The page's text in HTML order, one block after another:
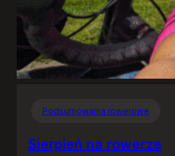
Podsumowania rowerowe
Sierpień na rowerze